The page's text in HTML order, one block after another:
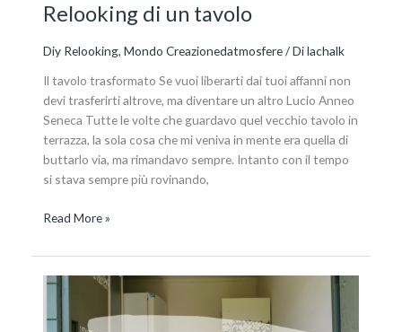
Relooking di un tavolo
Diy Relooking,Mondo Creazionedatmosfere/ Dilachalk
Il tavolo trasformato Se vuoi liberarti dai tuoi affanni non
devi trasferirti altrove, ma diventare un altro Lucio Anneo
Seneca Tutte le volte che guardavo quel vecchio tavolo in
terrazza, la sola cosa che mi veniva in mente era quella di
buttarlo via, ma rimandavo sempre. Intanto con il tempo
si stava sempre più rovinando,
Read More »
La
di